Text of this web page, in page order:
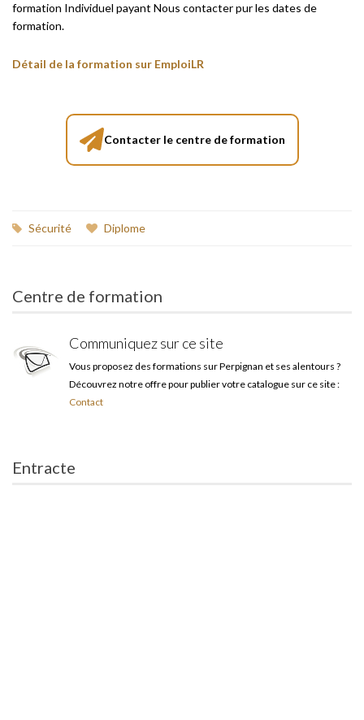
formation Individuel payant Nous contacter pur les dates de
formation.
Détail de la formation sur EmploiLR
Contacter le centre de formation
Sécurité Diplome
Centre de formation
Communiquez sur ce site
Vous proposez des formations sur Perpignan et ses alentours ?
Découvrez notre offre pour publier votre catalogue sur ce site :
Contact
Entracte